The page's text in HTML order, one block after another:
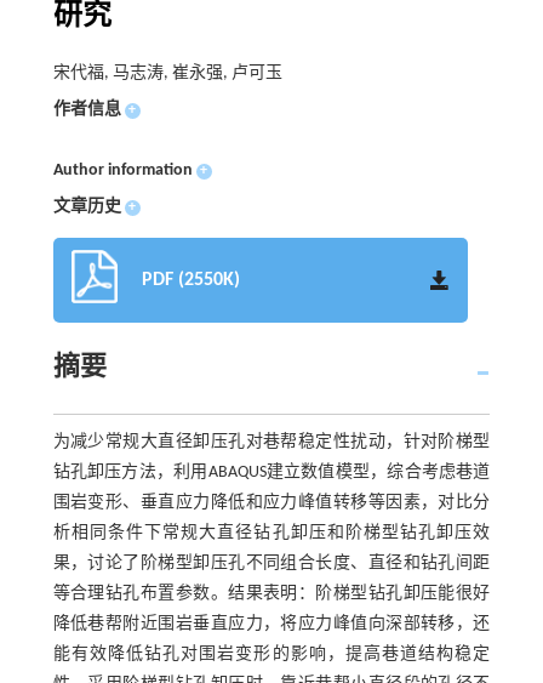
研究
宋代福, 马志涛, 崔永强, 卢可玉
作者信息 +
Author information +
文章历史 +
PDF (2550K)
摘要
为减少常规大直径卸压孔对巷帮稳定性扰动，针对阶梯型
钻孔卸压方法，利用ABAQUS建立数值模型，综合考虑巷道
围岩变形、垂直应力降低和应力峰值转移等因素，对比分
析相同条件下常规大直径钻孔卸压和阶梯型钻孔卸压效
果，讨论了阶梯型卸压孔不同组合长度、直径和钻孔间距
等合理钻孔布置参数。结果表明：阶梯型钻孔卸压能很好
降低巷帮附近围岩垂直应力，将应力峰值向深部转移，还
能有效降低钻孔对围岩变形的影响，提高巷道结构稳定